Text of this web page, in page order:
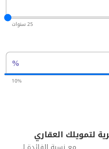
25 سنوات
%
10%
لتمويلك العقاري